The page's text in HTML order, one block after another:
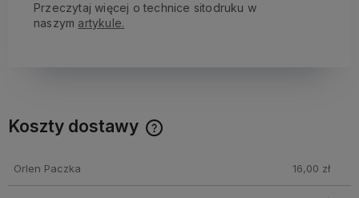
Przeczytaj więcej o technice sitodruku w
naszym artykule.
Koszty dostawy
Orlen Paczka 16,00 zł